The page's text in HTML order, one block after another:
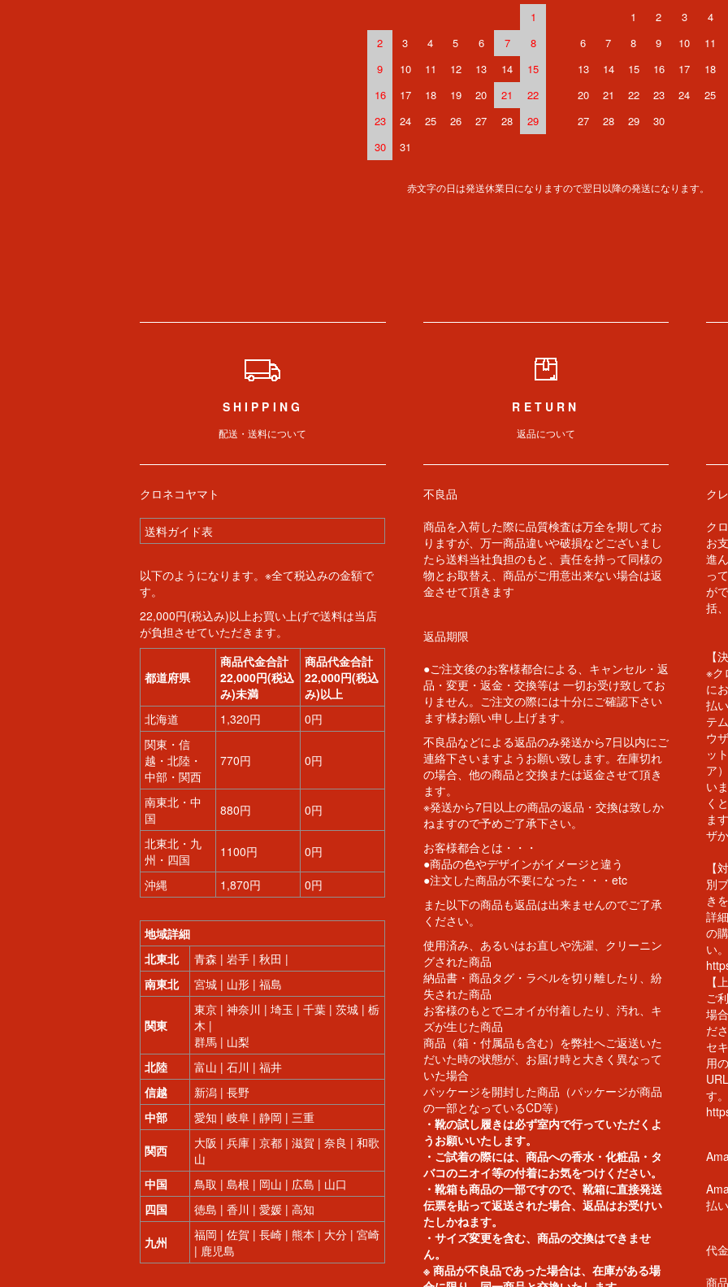
1
2
3 4 5 6 7
8
9
10 11 12 13 14
15
16
17 18 19 20 21
22
23
24 25 26 27 28
29
30
31
1
2 3 4
6
7 8 9 10 11
13
14 15 16 17 18
20
21 22 23 24 25
27
28 29 30
赤文字の日は発送休業日になりますので翌日以降の発送になります。
SHIPPING
配送・送料について
クロネコヤマト
送料ガイド表
以下のようになります。※全て税込みの金額で
す。
22,000円(税込み)以上お買い上げで送料は当店
が負担させていただきます。
都道府県
商品代金合計
22,000円(税込
み)未満
商品代金合計
22,000円(税込
み)以上
北海道
1,320円
0円
関東・信
越・北陸・
中部・関西
770円 0円
南東北・中
国
880円 0円
北東北・九
州・四国
1100円 0円
沖縄 1,870円 0円
地域詳細
北東北
青森 | 岩手 | 秋田 |
南東北
宮城 | 山形 | 福島
関東
東京 | 神奈川 | 埼玉 | 千葉 | 茨城 | 栃
木 |
群馬 | 山梨
北陸
富山 | 石川 | 福井
信越
新潟 | 長野
中部
愛知 | 岐阜 | 静岡 | 三重
関西
大阪 | 兵庫 | 京都 | 滋賀 | 奈良 | 和歌
山
中国
鳥取 | 島根 | 岡山 | 広島 | 山口
四国
徳島 | 香川 | 愛媛 | 高知
九州
福岡 | 佐賀 | 長崎 | 熊本 | 大分 | 宮崎
| 鹿児島
RETURN
返品について
不良品
商品を入荷した際に品質検査は万全を期してお
りますが、万一商品違いや破損などございまし
たら送料当社負担のもと、責任を持って同様の
物とお取替え、商品がご用意出来ない場合は返
金させて頂きます
返品期限
●ご注文後のお客様都合による、キャンセル・返
品・変更・返金・交換等は 一切お受け致してお
りません。ご注文の際には十分にご確認下さい
ます様お願い申し上げます。
不良品などによる返品のみ発送から7日以内にご
連絡下さいますようお願い致します。在庫切れ
の場合、他の商品と交換または返金させて頂き
ます。
※発送から7日以上の商品の返品・交換は致しか
ねますので予めご了承下さい。
お客様都合とは・・・
●商品の色やデザインがイメージと違う
●注文した商品が不要になった・・・etc
また以下の商品も返品は出来ませんのでご了承
ください。
使用済み、あるいはお直しや洗濯、クリーニン
グされた商品
納品書・商品タグ・ラベルを切り離したり、紛
失された商品
お客様のもとでニオイが付着したり、汚れ、キ
ズが生じた商品
商品（箱・付属品も含む）を弊社へご返送いた
だいた時の状態が、お届け時と大きく異なって
いた場合
パッケージを開封した商品（パッケージが商品
の一部となっているCD等）
・靴の試し履きは必ず室内で行っていただくよ
うお願いいたします。
・ご試着の際には、商品への香水・化粧品・タ
バコのニオイ等の付着にお気をつけください。
・靴箱も商品の一部ですので、靴箱に直接発送
伝票を貼って返送された場合、返品はお受けい
たしかねます。
・サイズ変更を含む、商品の交換はできませ
ん。
※ 商品が不良品であった場合は、在庫がある場
ク
ク
お
進
っ
が
括
【
※ク
に
払
テ
ウ
ッ
ア
い
く
ま
ザ
【
別
き
詳
の
い。
【
ご
場
だ
セ
用
す。
払
代
商